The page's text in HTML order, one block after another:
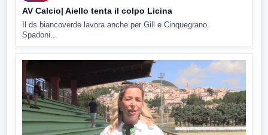
AV Calcio| Aiello tenta il colpo Licina
Il ds biancoverde lavora anche per Gill e Cinquegrano.
Spadoni...